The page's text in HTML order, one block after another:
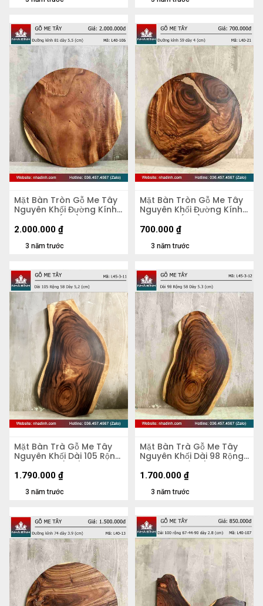
Mặt Bàn Tròn Gỗ Me Tây
Nguyên Khối Đường Kính
81 Dày 5,5 (cm)
3 năm trước
2.000.000 ₫
Mặt Bàn Tròn Gỗ Me Tây
Nguyên Khối Đường Kính
59 Dày 4 (cm)
3 năm trước
700.000 ₫
Mặt Bàn Trà Gỗ Me Tây
Nguyên Khối Dài 105 Rộng
58 Dày 5,2 (cm)
3 năm trước
1.790.000 ₫
Mặt Bàn Trà Gỗ Me Tây
Nguyên Khối Dài 98 Rộng
58 Dày 5,3 (cm)
3 năm trước
1.700.000 ₫